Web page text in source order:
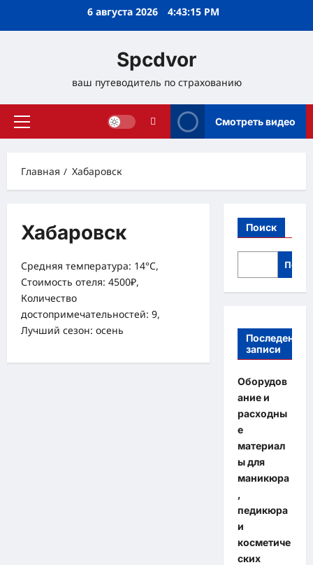
6 августа 2026 4:43:15 PM
Spcdvor
ваш путеводитель по страхованию
Основное
Смотреть видео
Главная Хабаровск
Хабаровск
Средняя температура: 14°C,
Стоимость отеля: 4500₽,
Количество
достопримечательностей: 9,
Лучший сезон: осень
Поиск
Поиск
Последение
записи
Оборудов
ание и
расходны
е
материал
ы для
маникюра
,
педикюра
и
косметиче
ских